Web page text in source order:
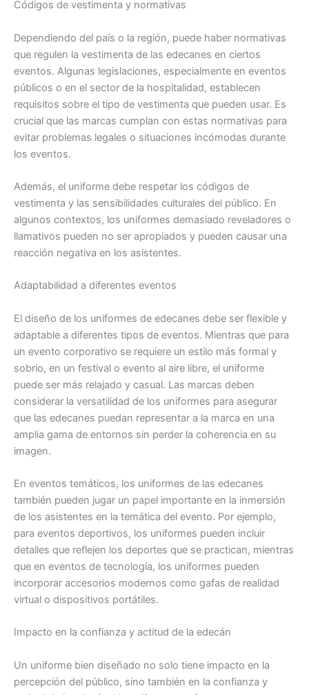
Códigos de vestimenta y normativas
Dependiendo del país o la región, puede haber normativas
que regulen la vestimenta de las edecanes en ciertos
eventos. Algunas legislaciones, especialmente en eventos
públicos o en el sector de la hospitalidad, establecen
requisitos sobre el tipo de vestimenta que pueden usar. Es
crucial que las marcas cumplan con estas normativas para
evitar problemas legales o situaciones incómodas durante
los eventos.
Además, el uniforme debe respetar los códigos de
vestimenta y las sensibilidades culturales del público. En
algunos contextos, los uniformes demasiado reveladores o
llamativos pueden no ser apropiados y pueden causar una
reacción negativa en los asistentes.
Adaptabilidad a diferentes eventos
El diseño de los uniformes de edecanes debe ser flexible y
adaptable a diferentes tipos de eventos. Mientras que para
un evento corporativo se requiere un estilo más formal y
sobrio, en un festival o evento al aire libre, el uniforme
puede ser más relajado y casual. Las marcas deben
considerar la versatilidad de los uniformes para asegurar
que las edecanes puedan representar a la marca en una
amplia gama de entornos sin perder la coherencia en su
imagen.
En eventos temáticos, los uniformes de las edecanes
también pueden jugar un papel importante en la inmersión
de los asistentes en la temática del evento. Por ejemplo,
para eventos deportivos, los uniformes pueden incluir
detalles que reflejen los deportes que se practican, mientras
que en eventos de tecnología, los uniformes pueden
incorporar accesorios modernos como gafas de realidad
virtual o dispositivos portátiles.
Impacto en la confianza y actitud de la edecán
Un uniforme bien diseñado no solo tiene impacto en la
percepción del público, sino también en la confianza y